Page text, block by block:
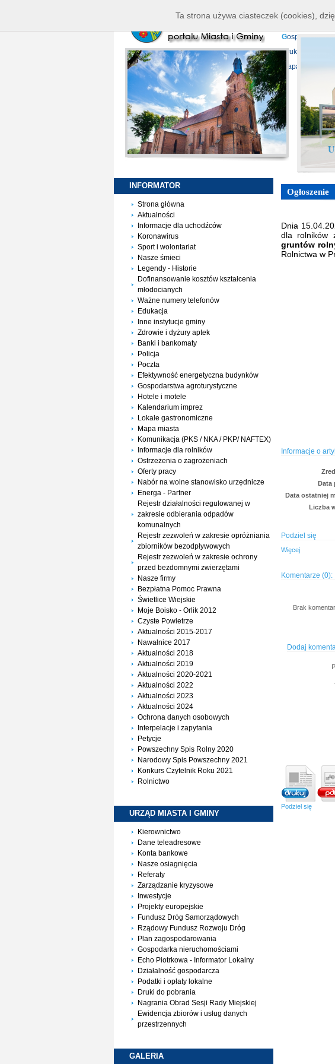
P
rojekty
Gospodarka
D ruki do pobrania
Mapa serwisu
INFORMATOR
Strona główna
Aktualności
Informacje dla uchodźców
Koronawirus
Sport i wolontariat
Nasze śmieci
Legendy - Historie
Dofinansowanie kosztów kształcenia
młodocianych
Ważne numery telefonów
Edukacja
Inne instytucje gminy
Zdrowie i dyżury aptek
Banki i bankomaty
Policja
Poczta
Efektywność energetyczna budynków
Gospodarstwa agroturystyczne
Hotele i motele
Kalendarium imprez
Lokale gastronomiczne
Mapa miasta
Komunikacja (PKS / NKA / PKP/ NAFTEX)
Informacje dla rolników
Ostrzeżenia o zagrożeniach
Oferty pracy
Nabór na wolne stanowisko urzędnicze
Energa - Partner
Rejestr działalności regulowanej w
zakresie odbierania odpadów
komunalnych
Rejestr zezwoleń w zakresie opróżniania
zbiorników bezodpływowych
Rejestr zezwoleń w zakresie ochrony
przed bezdomnymi zwierzętami
Nasze firmy
Bezpłatna Pomoc Prawna
Świetlice Wiejskie
Moje Boisko - Orlik 2012
Czyste Powietrze
Aktualności 2015-2017
Nawałnice 2017
Aktualności 2018
Aktualności 2019
Aktualności 2020-2021
Aktualności 2022
Aktualności 2023
Aktualności 2024
Ochrona danych osobowych
Interpelacje i zapytania
Petycje
Powszechny Spis Rolny 2020
Narodowy Spis Powszechny 2021
Konkurs Czytelnik Roku 2021
Rolnictwo
URZĄD MIASTA I GMINY
Kierownictwo
Dane teleadresowe
Konta bankowe
Nasze osiagnięcia
Referaty
Zarządzanie kryzysowe
Inwestycje
Projekty europejskie
Fundusz Dróg Samorządowych
Rządowy Fundusz Rozwoju Dróg
Plan zagospodarowania
Gospodarka nieruchomościami
Echo Piotrkowa - Informator Lokalny
Działalność gospodarcza
Podatki i opłaty lokalne
Druki do pobrania
Nagrania Obrad Sesji Rady Miejskiej
Ewidencja zbiorów i usług danych
przestrzennych
GALERIA
Ogłoszenie
Dnia
dla rolników
gruntów
Rolnictwa w
Informacje o
Data
Data ostatniej
Liczba
Podziel się
Więcej
Komentarze (0):
Brak
Dodaj
Podziel się
Ta strona używa ciasteczek (cookies),